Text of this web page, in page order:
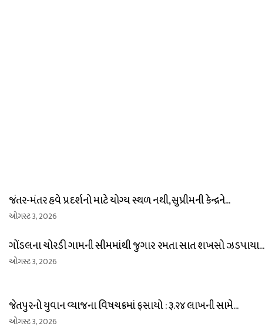
જંતર-મંતર હવે પ્રદર્શનો માટે યોગ્ય સ્થળ નથી, સુપ્રીમની કેન્દ્રને...
ઓગસ્ટ 3, 2026
ગોંડલના ચોરડી ગામની સીમમાંથી જુગાર રમતા સાત શખસો ઝડપાયા...
ઓગસ્ટ 3, 2026
જેતપુરનો યુવાન વ્યાજના વિષચક્રમાં ફસાયો : રૂ.૨૪ લાખની સામે...
ઓગસ્ટ 3, 2026